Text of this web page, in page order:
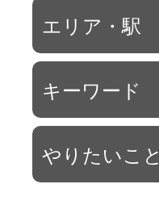
エリア・駅
キーワード
やりたいこと